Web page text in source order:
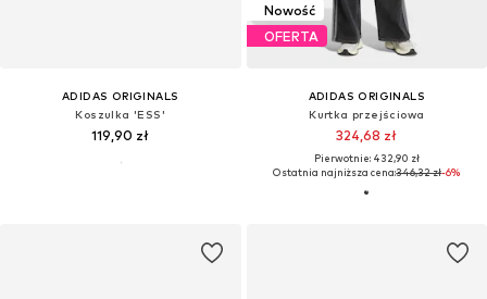
ADIDAS ORIGINALS
Koszulka 'ESS'
119,90 zł
Nowość
OFERTA
ADIDAS ORIGINALS
Kurtka przejściowa
324,68 zł
Pierwotnie: 432,90 zł
Ostatnia najniższa cena:346,32 zł-6%